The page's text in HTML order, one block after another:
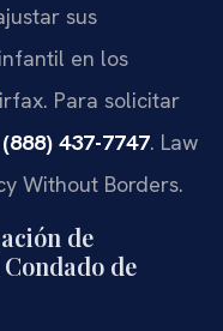
sus
en los
Para solicitar
(888) 437-7747. Law
Without Borders.
de
de